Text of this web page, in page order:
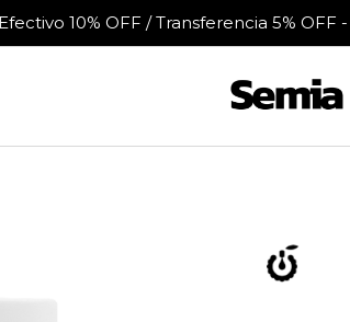
Efectivo 10% OFF / Transferencia 5% OFF